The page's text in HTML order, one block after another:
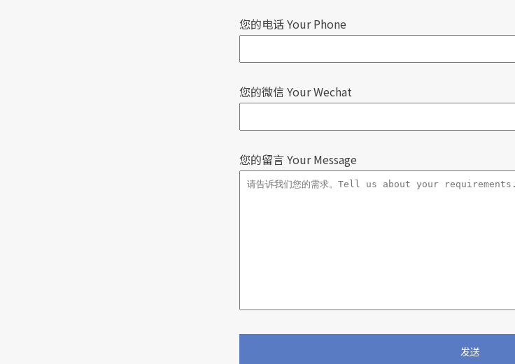
您的电话 Your Phone
您的微信 Your Wechat
您的留言 Your Message
发送